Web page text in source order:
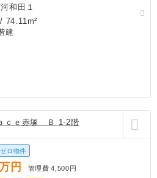
和田１
/ 74.11m²
建
ｃｅ赤塚 Ｂ 1-2階
ロ物件
円 管理費 4,500円